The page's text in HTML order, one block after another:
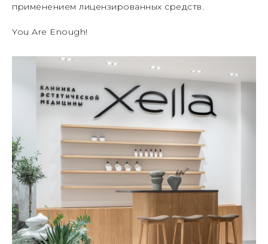
применением лицензированных средств.
You Are Enough!